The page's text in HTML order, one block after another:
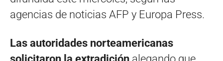
agencias de noticias AFP y Europa Press.
Las autoridades norteamericanas